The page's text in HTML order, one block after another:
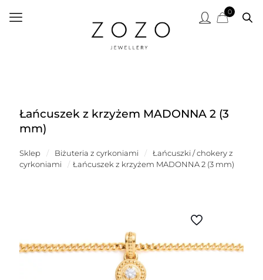
0
Łańcuszek z krzyżem MADONNA 2 (3
mm)
Sklep / Biżuteria z cyrkoniami /
Łańcuszki / chokery z
cyrkoniami
/ Łańcuszek z krzyżem MADONNA 2 (3 mm)